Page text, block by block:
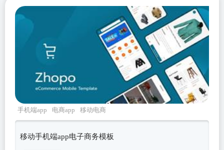
手机端app 电商app
移动电商
framework7
Zhopo
移动手机端app电子商务模板